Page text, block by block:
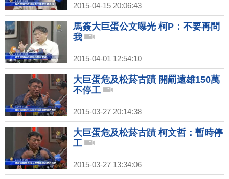
2015-04-15 20:06:43
馬簽大巨蛋公文曝光 柯P：不要再問
我
2015-04-01 12:54:10
大巨蛋危及松菸古蹟 開罰遠雄150萬
不停工
2015-03-27 20:14:38
大巨蛋危及松菸古蹟 柯文哲：暫時停
工
2015-03-27 13:34:06